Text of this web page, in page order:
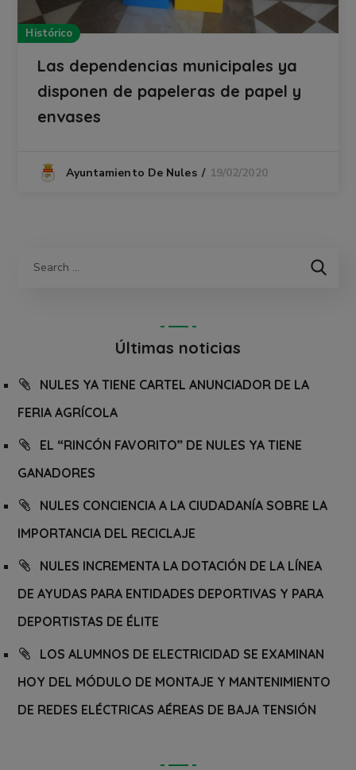
Histórico
Las dependencias municipales ya
disponen de papeleras de papel y
envases
Ayuntamiento De Nules 19/02/2020
Últimas noticias
NULES YA TIENE CARTEL ANUNCIADOR DE LA
FERIA AGRÍCOLA
EL “RINCÓN FAVORITO” DE NULES YA TIENE
GANADORES
NULES CONCIENCIA A LA CIUDADANÍA SOBRE LA
IMPORTANCIA DEL RECICLAJE
NULES INCREMENTA LA DOTACIÓN DE LA LÍNEA
DE AYUDAS PARA ENTIDADES DEPORTIVAS Y PARA
DEPORTISTAS DE ÉLITE
LOS ALUMNOS DE ELECTRICIDAD SE EXAMINAN
HOY DEL MÓDULO DE MONTAJE Y MANTENIMIENTO
DE REDES ELÉCTRICAS AÉREAS DE BAJA TENSIÓN